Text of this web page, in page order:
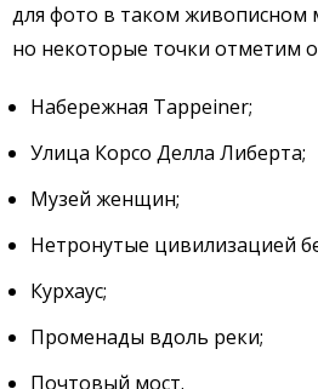
для фото в таком живописном
но некоторые точки отметим
Набережная Tappeiner;
Улица Корсо Делла Либерта;
Музей женщин;
Нетронутые цивилизацией
Курхаус;
Променады вдоль реки;
Почтовый мост.